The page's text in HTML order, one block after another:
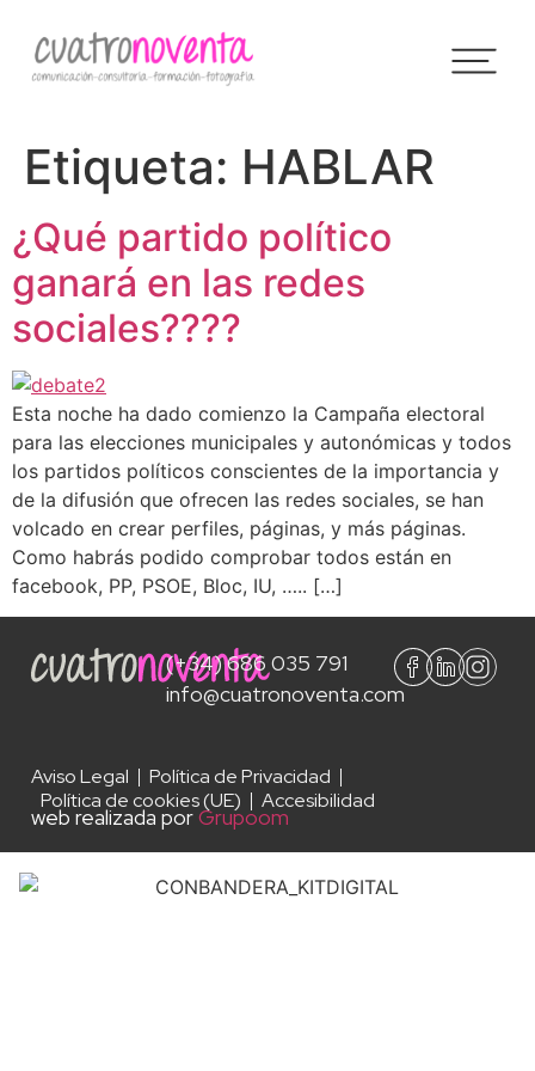
Etiqueta: HABLAR
¿Qué partido político
ganará en las redes
sociales????
Esta noche ha dado comienzo la Campaña electoral
para las elecciones municipales y autonómicas y todos
los partidos políticos conscientes de la importancia y
de la difusión que ofrecen las redes sociales, se han
volcado en crear perfiles, páginas, y más páginas.
Como habrás podido comprobar todos están en
facebook, PP, PSOE, Bloc, IU, ….. […]
(+34) 686 035 791
info@cuatronoventa.com
Aviso Legal
Política de Privacidad
Política de cookies (UE)
Accesibilidad
web realizada porGrupoom